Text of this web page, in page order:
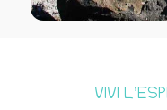
VIVI